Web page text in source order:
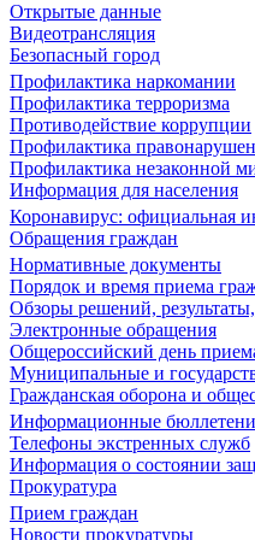
Открытые данные
Видеотрансляция
Безопасный город
Профилактика наркомании
Профилактика терроризма
Противодействие коррупции
Профилактика
Профилактика незаконной
Информация для населения
Коронавирус: официальная
Обращения граждан
Нормативные документы
Порядок и время приема
Обзоры решений,
Электронные обращения
Общероссийский день
Муниципальные и
Гражданская оборона и
Информационные бюллетени
Телефоны экстренных служб
Информация о состоянии
Прокуратура
Прием граждан
Новости прокуратуры